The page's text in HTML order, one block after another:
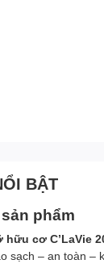
BẬT
phẩm
hữu cơ C’LaVie
sạch – an toàn –